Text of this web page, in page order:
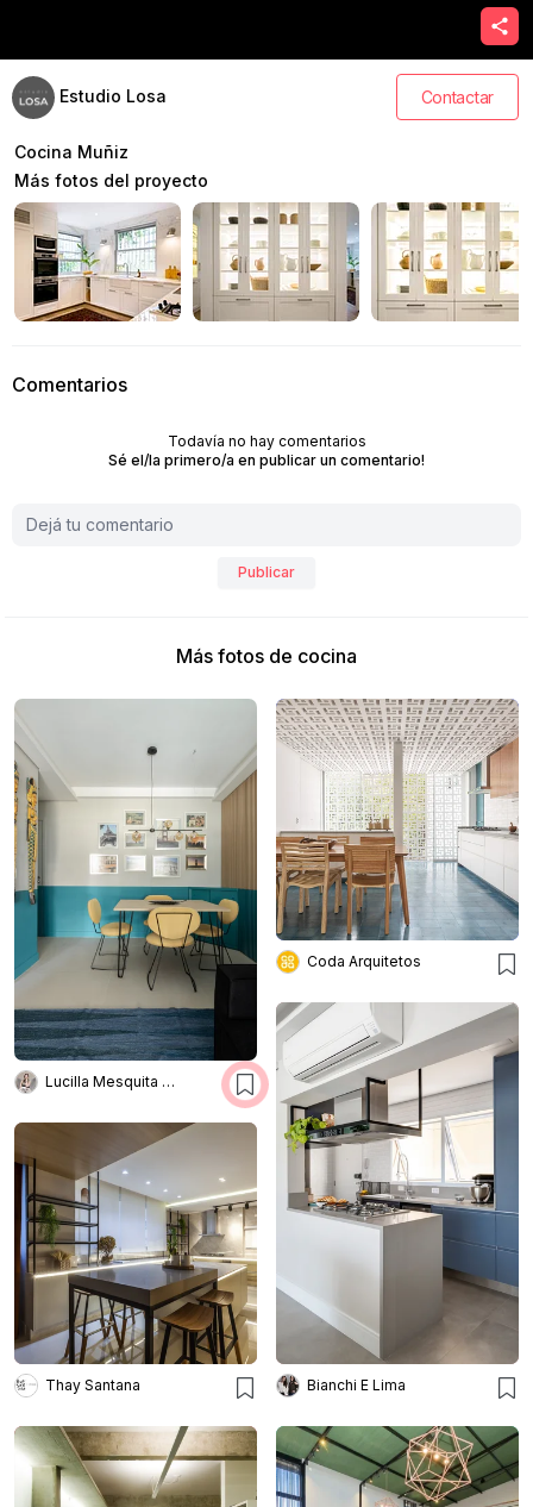
Estudio Losa Contactar
Cocina Muñiz
Más fotos del proyecto
Comentarios
Todavía no hay comentarios
Sé el/la primero/a en publicar un comentario!
Publicar
Más fotos de cocina
Lucilla Mesquita Arquitetura e Interiores
Coda Arquitetos
Bianchi E Lima
Thay Santana